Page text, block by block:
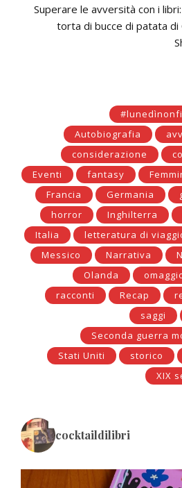
Superare le avversità con i
torta di bucce di patata di
Autobiografia
considerazione
Eventi
fantasy
Francia
Germania
horror
Inghilterra
Italia
letteratura di
Messico
Narrativa
Olanda
racconti
Recap
saggi
Seconda guerra
Stati Uniti
storico
XIX
cocktaildilibri